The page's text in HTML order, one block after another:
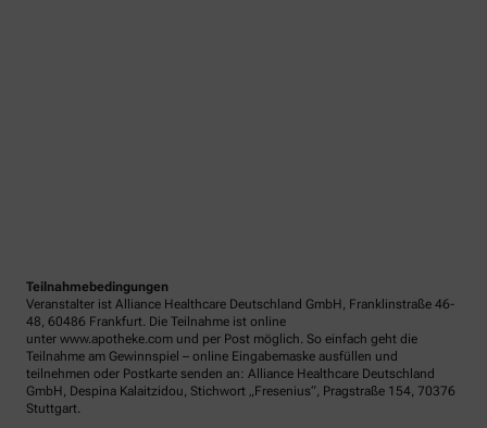
Teilnahmebedingungen
Veranstalter ist Alliance Healthcare Deutschland GmbH, Franklinstraße 46-
48, 60486 Frankfurt. Die Teilnahme ist online
unter www.apotheke.com und per Post möglich. So einfach geht die
Teilnahme am Gewinnspiel – online Eingabemaske ausfüllen und
teilnehmen oder Postkarte senden an: Alliance Healthcare Deutschland
GmbH, Despina Kalaitzidou, Stichwort „Fresenius“, Pragstraße 154, 70376
Stuttgart.